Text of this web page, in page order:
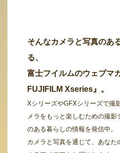
そんなカメラと写真のあ
る、
富士フイルムのウェブマ
FUJIFILM Xseries』。
XシリーズやGFXシリーズで撮
メラをもっと楽しむための撮
のある暮らしの情報を発信中。
カメラと写真を通じて、あなた